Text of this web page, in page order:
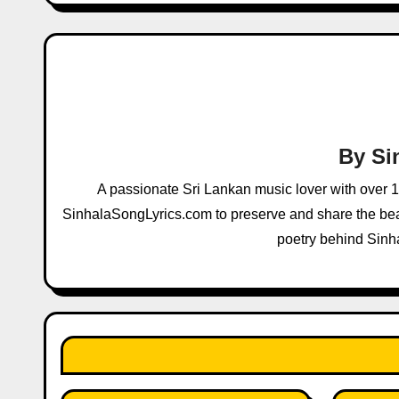
t
g
t
i
o
By
A passionate Sri Lankan music lover with over
SinhalaSongLyrics.com to preserve and share the
poetry behind